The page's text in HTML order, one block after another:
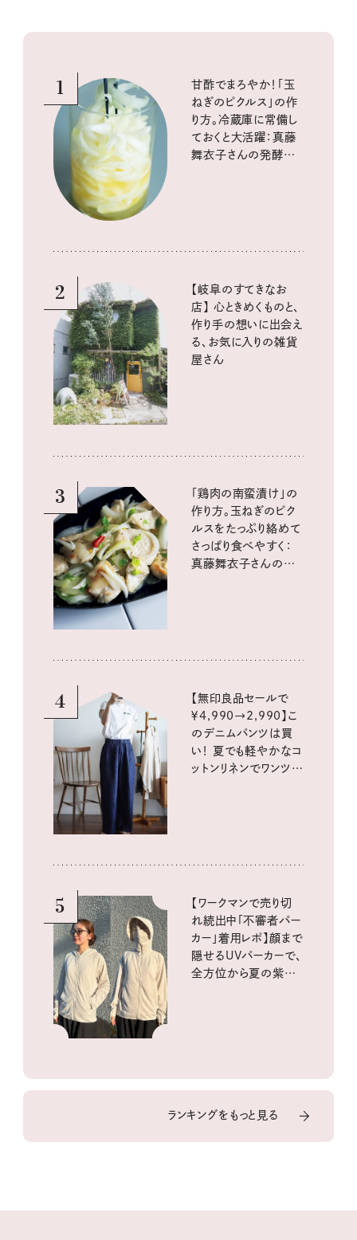
1
甘酢でまろやか！「玉
ねぎのピクルス」の作
り方。冷蔵庫に常備し
ておくと大活躍：真藤
舞衣子さんの発酵と
2
【岐阜のすてきなお
店】 心ときめくものと、
作り手の想いに出会え
る、お気に入りの雑貨
屋さん
3
「鶏肉の南蛮漬け」の
作り方。玉ねぎのピク
ルスをたっぷり絡めて
さっぱり食べやすく：
真藤舞衣子さんの発
4
【無印良品セールで
￥4,990→2,990】こ
のデニムパンツは買
い！ 夏でも軽やかなコ
ットンリネンでワンツー
5
【ワークマンで売り切
れ続出中「不審者パー
カー」着用レポ】顔まで
隠せるUVパーカーで、
全方位から夏の紫外
ランキングをもっと見る